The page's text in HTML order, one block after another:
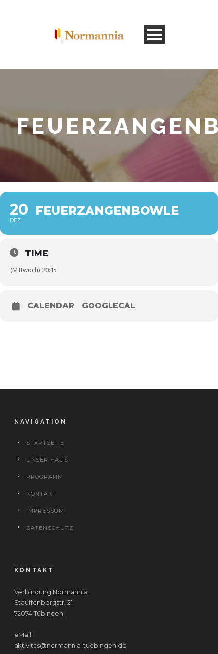
20
DEZ
FEUERZANGENBOWLE
TIME
(Mittwoch) 20:15
CALENDAR GOOGLECAL
NAVIGATION
STARTSEITE
UNSER HAUS
PROGRAMM
KONTAKT
IMPRESSUM
DATENSCHUTZ
KONTAKT
Verbindung Normannia
Stauffenbergstr. 21
72074 Tübingen
eMail:
aktivitas@normannia-tuebingen.de